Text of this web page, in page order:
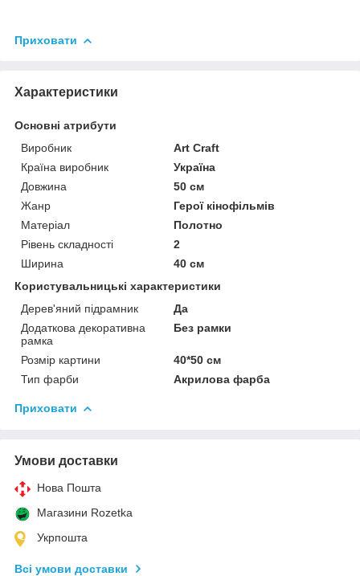
Приховати
Характеристики
Основні атрибути
Виробник
Art Craft
Країна виробник
Україна
Довжина
50 см
Жанр
Герої кінофільмів
Матеріал
Полотно
Рівень складності
2
Ширина
40 см
Користувальницькі характеристики
Дерев'яний підрамник
Да
Додаткова декоративна
рамка
Без рамки
Розмір картини
40*50 см
Тип фарби
Акрилова фарба
Приховати
Умови доставки
Нова Пошта
Магазини Rozetka
Укрпошта
Всі умови доставки